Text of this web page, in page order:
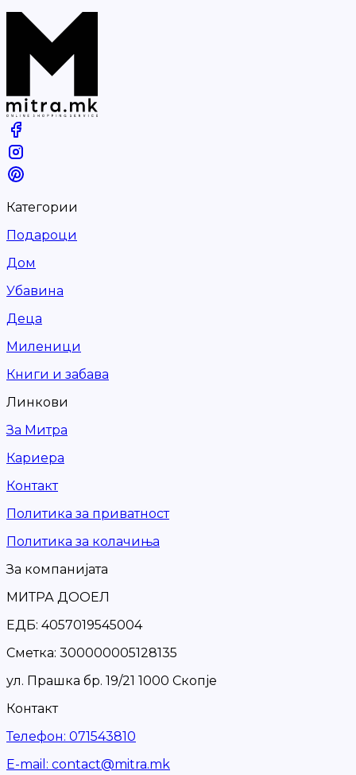
Категории
Подароци
Дом
Убавина
Деца
Миленици
Книги и забава
Линкови
За Митра
Кариера
Контакт
Политика за приватност
Политика за колачиња
За компанијата
МИТРА ДООЕЛ
ЕДБ: 4057019545004
Сметка: 300000005128135
ул. Прашка бр. 19/21 1000 Скопје
Контакт
Телефон: 071543810
Е-mail : contact@mitra.mk